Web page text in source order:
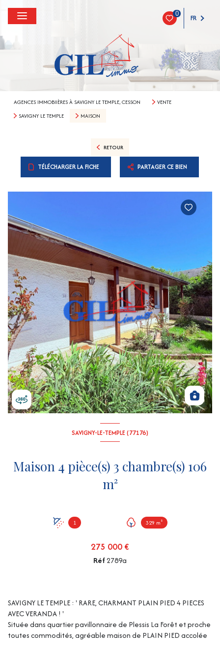
0 FR
AGENCES IMMOBIIÈRES À SAVIGNY LE TEMPLE, CESSON
VENTE
SAVIGNY LE TEMPLE
MAISON
RETOUR
TÉLÉCHARGER LA FICHE PARTAGER CE BIEN
SAVIGNY-LE-TEMPLE (77176)
Maison 4 pièce(s) 3 chambre(s) 106
m²
1 329 m²
275 000 €
Réf2789a
SAVIGNY LE TEMPLE : ' RARE, CHARMANT PLAIN PIED 4 PIECES
AVEC VERANDA ! '
Située dans quartier pavillonnaire de Plessis La Forêt et proche
toutes commodités, agréable maison de PLAIN PIED accolée